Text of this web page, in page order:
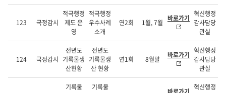
123 국정감시
적극행정
제도 운
영
적극행정
우수사례
소개
연2회 1월, 7월 바로가기 혁신행정
감사담당
관실
124 국정감시
전년도
기록물생
산현황
전년도
기록물생
산 현황
연1회 8월말 바로가기 혁신행정
감사담당
관실
기록물
기록물
혁신행정